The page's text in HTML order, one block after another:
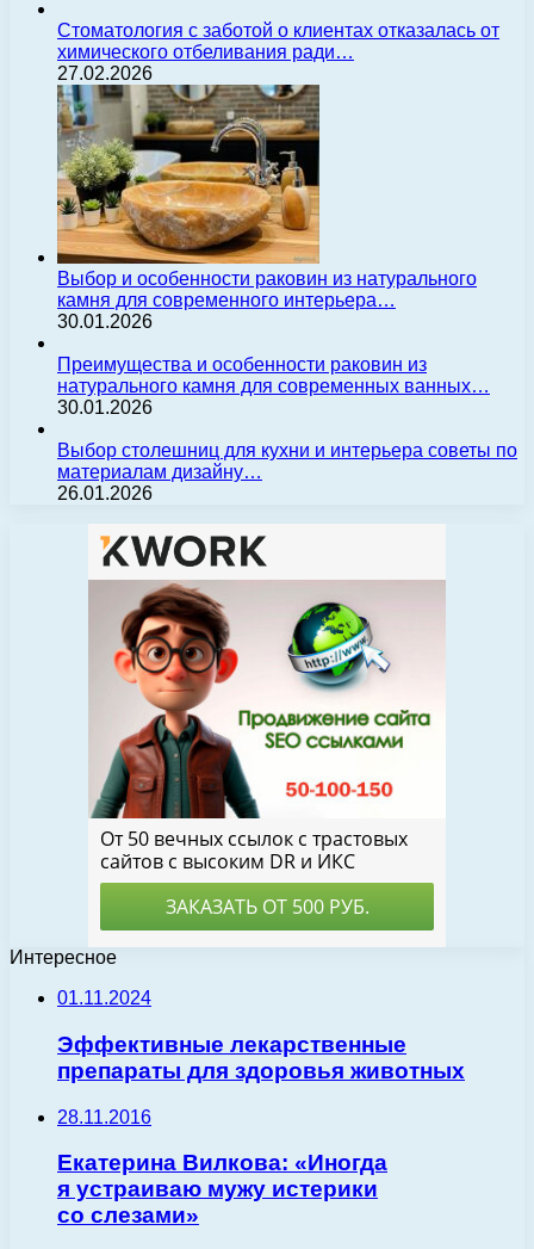
Стоматология с заботой о клиентах отказалась от
химического отбеливания ради…
27.02.2026
Выбор и особенности раковин из натурального
камня для современного интерьера…
30.01.2026
Преимущества и особенности раковин из
натурального камня для современных ванных…
30.01.2026
Выбор столешниц для кухни и интерьера советы по
материалам дизайну…
26.01.2026
Интересное
01.11.2024
Эффективные лекарственные
препараты для здоровья животных
28.11.2016
Екатерина Вилкова: «Иногда
я устраиваю мужу истерики
со слезами»